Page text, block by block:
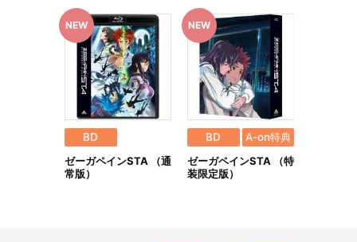
■発送予定：2025年2月下旬
【本商品の内容】
■REUNION -ZEGAPAIN ARCHIVE PROJECT-
■A-on STORE 限定特典：冊子表紙イラスト「キョウ＆リョー
コ」のミニ色紙(横121㎜×縦136㎜)
【商品の取り扱い】
・サンライズストア（https://p-bandai.jp/sunrise-store/）
・A-on STORE（https://a-onstore.jp/）
・他、一般店舗
※イベント会場・催事会場や海外等で販売する場合がありま
BD
ゼーガペインSTA （通
常版）
BD
A-on特典
ゼーガペインSTA （特
装限定版）